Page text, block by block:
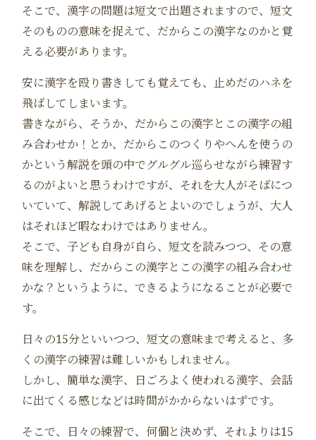
そこで、漢字の問題は短文で出題されますので、短文
そのものの意味を捉えて、だからこの漢字なのかと覚
える必要があります。
安に漢字を殴り書きしても覚えても、止めだのハネを
飛ばしてしまいます。
書きながら、そうか、だからこの漢字とこの漢字の組
み合わせか！とか、だからこのつくりやへんを使うの
かという解説を頭の中でグルグル巡らせながら練習す
るのがよいと思うわけですが、それを大人がそばにつ
いていて、解説してあげるとよいのでしょうが、大人
はそれほど暇なわけではありません。
そこで、子ども自身が自ら、短文を読みつつ、その意
味を理解し、だからこの漢字とこの漢字の組み合わせ
かな？というように、できるようになることが必要で
す。
日々の15分といいつつ、短文の意味まで考えると、多
くの漢字の練習は難しいかもしれません。
しかし、簡単な漢字、日ごろよく使われる漢字、会話
に出てくる感じなどは時間がかからないはずです。
そこで、日々の練習で、何個と決めず、それよりは15